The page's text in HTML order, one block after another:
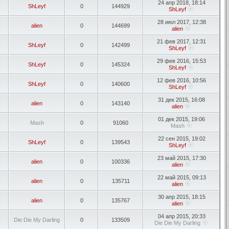
ShLeyf 0 144929
24 апр 2018, 18:14
ShLeyf
alien 0 144699
28 июл 2017, 12:38
alien
ShLeyf 0 142499
21 фев 2017, 12:31
ShLeyf
ShLeyf 0 145324
29 фев 2016, 15:53
ShLeyf
ShLeyf 0 140600
12 фев 2016, 10:56
ShLeyf
alien 0 143140
31 дек 2015, 16:08
alien
Mash 0 91060
01 дек 2015, 19:06
Mash
ShLeyf 0 139543
22 сен 2015, 19:02
ShLeyf
alien 0 100336
23 май 2015, 17:30
alien
alien 0 135711
22 май 2015, 09:13
alien
alien 0 135767
30 апр 2015, 18:15
alien
Die Die My Darling 0 133509
04 апр 2015, 20:33
Die Die My Darling